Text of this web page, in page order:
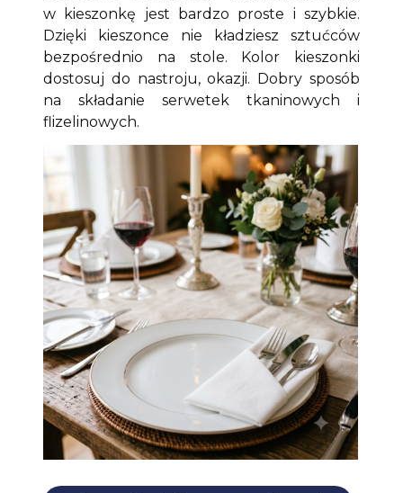
w kieszonkę jest bardzo proste i szybkie.
Dzięki kieszonce nie kładziesz sztućców
bezpośrednio na stole. Kolor kieszonki
dostosuj do nastroju, okazji. Dobry sposób
na składanie serwetek tkaninowych i
flizelinowych.